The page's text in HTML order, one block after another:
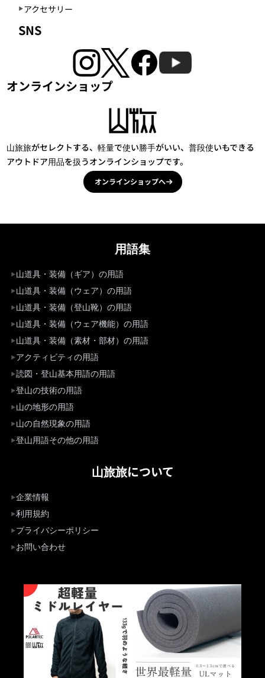
アクセサリー
SNS
オンラインショップ
山旅旅がセレクトする、軽量で使い勝手がいい、普段使いもできる
アウトドア用品を扱うオンラインショップです。
オンラインショップへ
用語集
山道具・装備（ギア）の用語
山道具・装備（ウェア）の用語
山道具・装備（登山靴）の用語
山道具・装備（ウェア機能）の用語
山道具・装備（素材・部材）の用語
アクティビティの用語
読図・登山基本用語の用語
登山の技術の用語
山の地形の用語
山の自然現象の用語
登山用語その他の用語
山旅旅について
企業情報
利用規約
プライバシーポリシー
お問い合わせ